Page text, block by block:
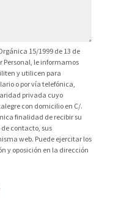
15/1999 de 13 de
Personal, le informamos
y utilicen para
o por vía telefónica,
privada cuyo
con domicilio en C/.
finalidad de recibir su
contacto, sus
web. Puede ejercitar los
y oposición en la dirección